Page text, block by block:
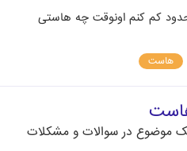
کم کنم اونوقت چه هاستی
هاست
موضوع در سوالات و مشکلات